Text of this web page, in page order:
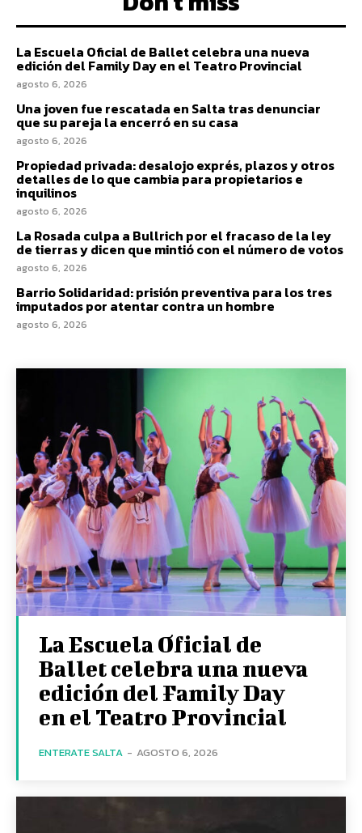
La Escuela Oficial de Ballet celebra una nueva
edición del Family Day en el Teatro Provincial
agosto 6, 2026
Una joven fue rescatada en Salta tras denunciar
que su pareja la encerró en su casa
agosto 6, 2026
Propiedad privada: desalojo exprés, plazos y otros
detalles de lo que cambia para propietarios e
inquilinos
agosto 6, 2026
La Rosada culpa a Bullrich por el fracaso de la ley
de tierras y dicen que mintió con el número de votos
agosto 6, 2026
Barrio Solidaridad: prisión preventiva para los tres
imputados por atentar contra un hombre
agosto 6, 2026
La Escuela Oficial de
Ballet celebra una nueva
edición del Family Day
en el Teatro Provincial
ENTERATE SALTA - AGOSTO 6, 2026